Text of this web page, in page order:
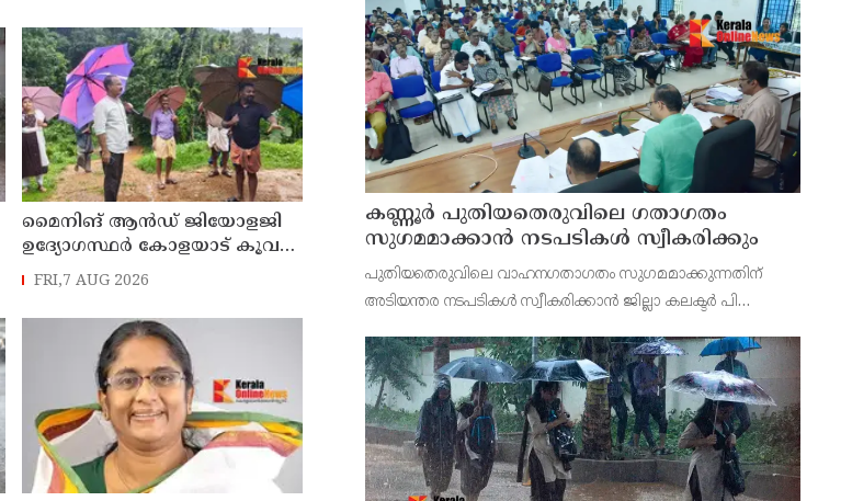
മൈനിങ് ആൻഡ്​ ജിയോളജി
ഉദ്യോഗസ്ഥർ കോളയാട് കൂവ
ഉന്നതി സന്ദർശിച്ചു
FRI,7 AUG 2026
ചെയർമാൻ അഡ്വ. കെ. സോമപ്രസാദ്.
കണ്ണൂർ പുതിയതെരുവിലെ ഗതാഗതം
സുഗമമാക്കാന്‍ നടപടികള്‍ സ്വീകരിക്കും
പുതിയതെരുവിലെ വാഹനഗതാഗതം സുഗമമാക്കുന്നതിന്
അടിയന്തര നടപടികള്‍ സ്വീകരിക്കാന്‍ ജില്ലാ കലക്ടര്‍ പി
തീരുമാനം.